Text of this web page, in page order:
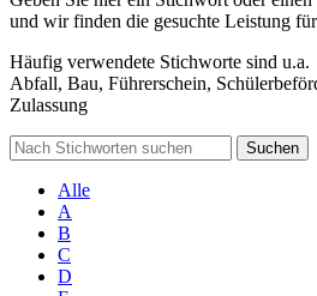
und wir finden die gesuchte Leistung
Häufig verwendete Stichworte sind u.a.
Abfall, Bau, Führerschein,
Zulassung
Suchen
Alle
A
B
C
D